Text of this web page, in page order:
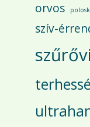
orvos
szív-